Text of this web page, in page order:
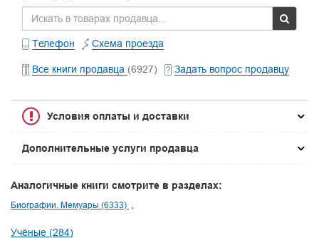
Телефон Схема проезда
Все книги продавца (6927) Задать вопрос продавцу
Условия оплаты и доставки
Дополнительные услуги продавца
Аналогичные книги смотрите в разделах:
Биографии. Мемуары (6333)
Учёные (284)